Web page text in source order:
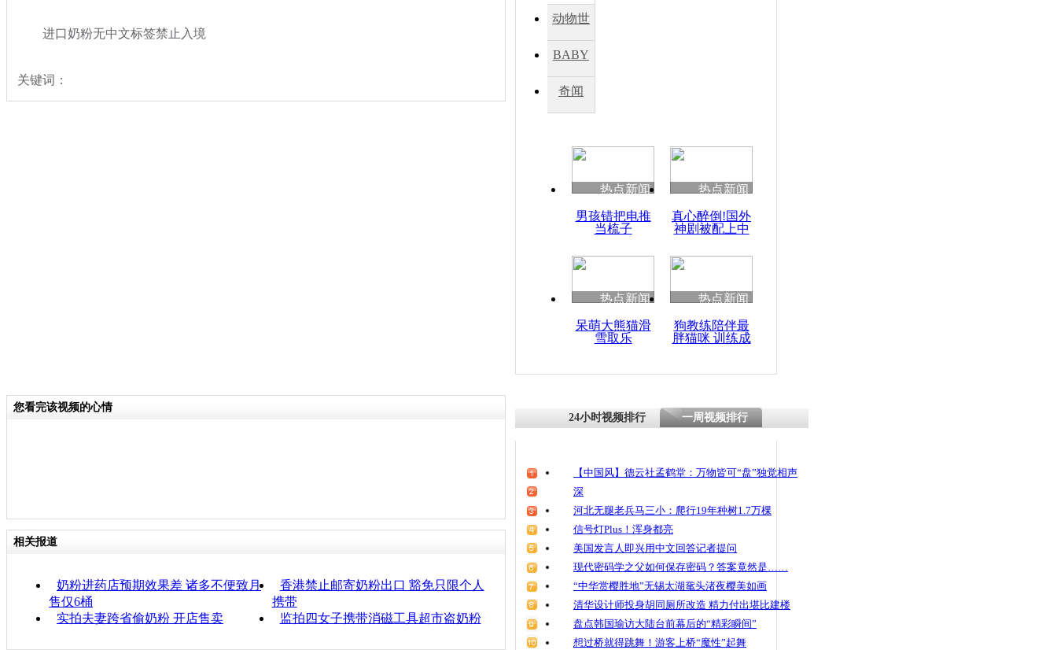
进口奶粉无中文标签禁止入境
关键词：
动物世
BABY
秀
奇闻
热点新闻
男孩错把电推
当梳子
热点新闻
真心醉倒!国外
神剧被配上中
热点新闻
呆萌大熊猫滑
雪取乐
热点新闻
狗教练陪伴最
胖猫咪 训练成
您看完该视频的心情
相关报道
奶粉进药店预期效果差 诸多不便致月
售仅6桶
香港禁止邮寄奶粉出口 豁免只限个人
携带
实拍夫妻跨省偷奶粉 开店售卖
监拍四女子携带消磁工具超市盗奶粉
24小时视频排行 一周视频排行
【中国风】德云社孟鹤堂：万物皆可“盘”独觉相声
深
河北无腿老兵马三小：爬行19年种树1.7万棵
信号灯Plus！浑身都亮
美国发言人即兴用中文回答记者提问
现代密码学之父如何保存密码？答案竟然是……
“中华赏樱胜地”无锡太湖鼋头渚夜樱美如画
清华设计师投身胡同厕所改造 精力付出堪比建楼
盘点韩国瑜访大陆台前幕后的“精彩瞬间”
想过桥就得跳舞！游客上桥“魔性”起舞